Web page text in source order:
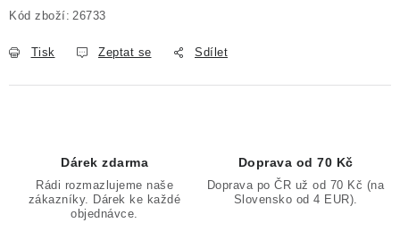
Kód zboží: 26733
Tisk Zeptat se Sdílet
Dárek zdarma
Rádi rozmazlujeme naše
zákazníky. Dárek ke každé
objednávce.
Doprava od 70 Kč
Doprava po ČR už od 70 Kč (na
Slovensko od 4 EUR).